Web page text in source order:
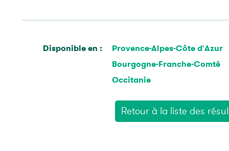
Disponible en :
Provence-Alpes-Côte d'Azur
Bourgogne-Franche-Comté
Occitanie
Retour à la liste des